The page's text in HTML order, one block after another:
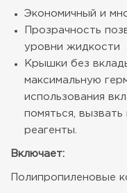
Экономичный и
Прозрачность
уровни жидкости
Крышки без
максимальную
использования
помяться,
реагенты.
Включает:
Полипропиленовые